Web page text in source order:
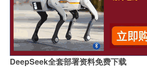
DeepSeek全套部署资料免费下载